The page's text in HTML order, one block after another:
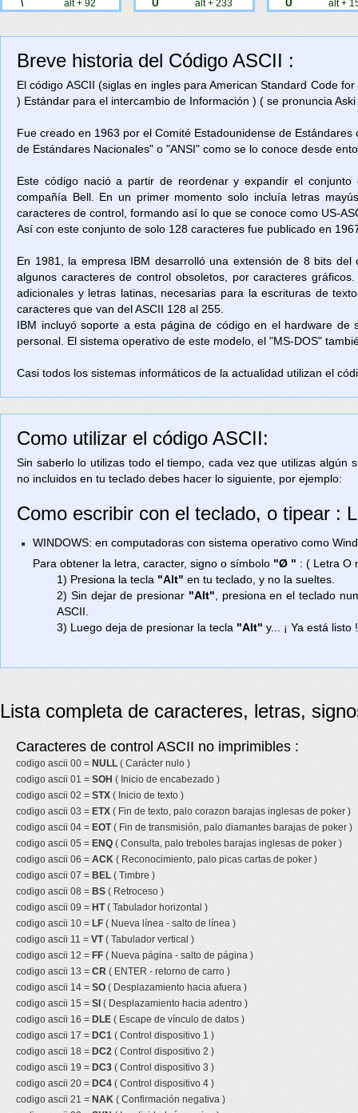
\
alt + 92
Ú
alt + 233
Ü
alt +
Breve historia del Código ASCII :
El código ASCII (siglas en ingles para American Standard Code
) Estándar para el intercambio de Información ) ( se pronuncia Aski
Fue creado en 1963 por el Comité Estadounidense de
de Estándares Nacionales" o "ANSI" como se lo conoce desde
Este código nació a partir de reordenar y expandir el
compañía Bell. En un primer momento solo incluía letras
caracteres de control, formando así lo que se conoce como US-
Así con este conjunto de solo 128 caracteres fue publicado en
En 1981, la empresa IBM desarrolló una extensión de 8 bits
algunos caracteres de control obsoletos, por caracteres
adicionales y letras latinas, necesarias para la escrituras de
caracteres que van del ASCII 128 al 255.
IBM incluyó soporte a esta página de código en el hardware
personal. El sistema operativo de este modelo, el "MS-DOS"
Casi todos los sistemas informáticos de la actualidad utilizan el
Como utilizar el código ASCII:
Sin saberlo lo utilizas todo el tiempo, cada vez que utilizas
no incluidos en tu teclado debes hacer lo siguiente, por ejemplo:
Como escribir con el teclado, o tipear :
WINDOWS: en computadoras con sistema operativo como
Para obtener la letra, caracter, signo o símbolo "Ø " : ( Letra O
1) Presiona la tecla "Alt" en tu teclado, y no la sueltes.
2) Sin dejar de presionar "Alt" , presiona en el teclado
ASCII.
3) Luego deja de presionar la tecla "Alt" y... ¡ Ya está listo
Lista completa de caracteres, letras,
Caracteres de control ASCII no imprimibles :
codigo ascii 00 = NULL ( Carácter nulo )
codigo ascii 01 = SOH ( Inicio de encabezado )
codigo ascii 02 = STX ( Inicio de texto )
codigo ascii 03 = ETX ( Fin de texto, palo corazon barajas inglesas de poker )
codigo ascii 04 = EOT( Fin de transmisión, palo diamantes barajas de poker )
codigo ascii 05 = ENQ ( Consulta, palo treboles barajas inglesas de poker )
codigo ascii 06 = ACK ( Reconocimiento, palo picas cartas de poker )
codigo ascii 07 = BEL ( Timbre )
codigo ascii 08 = BS ( Retroceso )
codigo ascii 09 = HT( Tabulador horizontal )
codigo ascii 10 = LF ( Nueva línea - salto de línea )
codigo ascii 11 = VT( Tabulador vertical )
codigo ascii 12 = FF ( Nueva página - salto de página )
codigo ascii 13 = CR ( ENTER - retorno de carro )
codigo ascii 14 = SO ( Desplazamiento hacia afuera )
codigo ascii 15 = SI ( Desplazamiento hacia adentro )
codigo ascii 16 = DLE ( Escape de vínculo de datos )
codigo ascii 17 = DC1 ( Control dispositivo 1 )
codigo ascii 18 = DC2 ( Control dispositivo 2 )
codigo ascii 19 = DC3 ( Control dispositivo 3 )
codigo ascii 20 = DC4 ( Control dispositivo 4 )
codigo ascii 21 = NAK ( Confirmación negativa )